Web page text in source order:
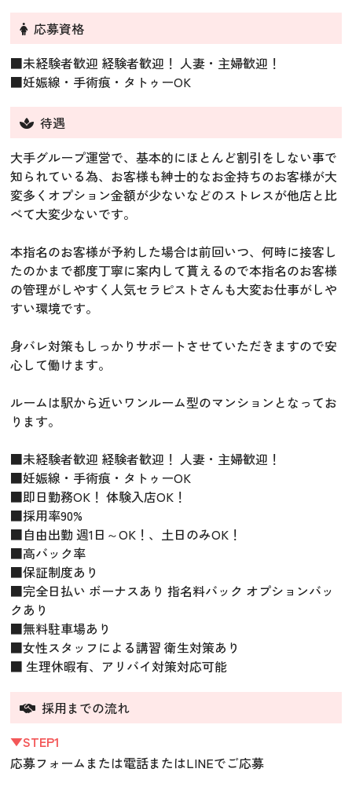
応募資格
■未経験者歓迎 経験者歓迎！ 人妻・主婦歓迎！
■妊娠線・手術痕・タトゥーOK
待遇
大手グループ運営で、基本的にほとんど割引をしない事で
知られている為、お客様も紳士的なお金持ちのお客様が大
変多くオプション金額が少ないなどのストレスが他店と比
べて大変少ないです。
本指名のお客様が予約した場合は前回いつ、何時に接客し
たのかまで都度丁寧に案内して貰えるので本指名のお客様
の管理がしやすく人気セラピストさんも大変お仕事がしや
すい環境です。
身バレ対策もしっかりサポートさせていただきますので安
心して働けます。
ルームは駅から近いワンルーム型のマンションとなってお
ります。
■未経験者歓迎 経験者歓迎！ 人妻・主婦歓迎！
■妊娠線・手術痕・タトゥーOK
■即日勤務OK！ 体験入店OK！
■採用率90%
■自由出勤 週1日～OK！、土日のみOK！
■高バック率
■保証制度あり
■完全日払い ボーナスあり 指名料バック オプションバッ
クあり
■無料駐車場あり
■女性スタッフによる講習 衛生対策あり
■ 生理休暇有、アリバイ対策対応可能
採用までの流れ
▼STEP1
応募フォームまたは電話またはLINEでご応募